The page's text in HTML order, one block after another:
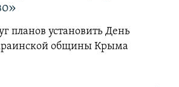
планов установить День
общины Крыма